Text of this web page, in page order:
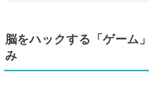
脳をハックする「ゲーム
み